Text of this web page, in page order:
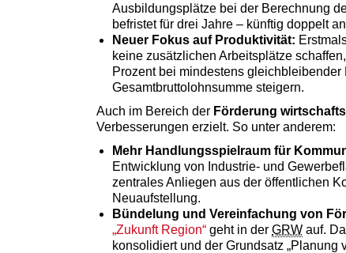
Ausbildungsplätze bei der Berechnung
befristet für drei Jahre – künftig doppelt
Neuer Fokus auf Produktivität:
keine zusätzlichen Arbeitsplätze
Prozent bei mindestens
Gesamtbruttolohnsumme steigern.
Auch im Bereich der Förderung
Verbesserungen erzielt. So unter anderem:
Mehr Handlungsspielraum für
Entwicklung von Industrie- und
zentrales Anliegen aus der öffentlichen
Neuaufstellung.
Bündelung und Vereinfachung von
„Zukunft Region“ geht in der GRW auf.
konsolidiert und der Grundsatz „Planung